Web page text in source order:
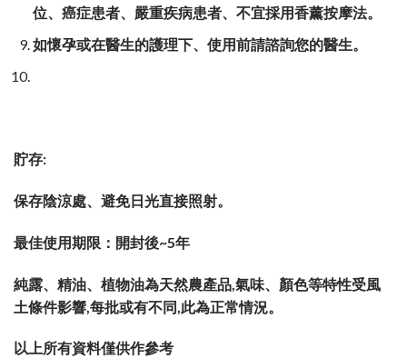
位、癌症患者、嚴重疾病患者、不宜採用香薰按摩法。
如懷孕或在醫生的護理下、使用前請諮詢您的醫生。
貯存:
保存陰涼處、避免日光直接照射。
最佳使用期限：開封後~5年
純露、精油、植物油為天然農產品,氣味、顏色等特性受風
土條件影響,每批或有不同,此為正常情況。
以上所有資料僅供作參考